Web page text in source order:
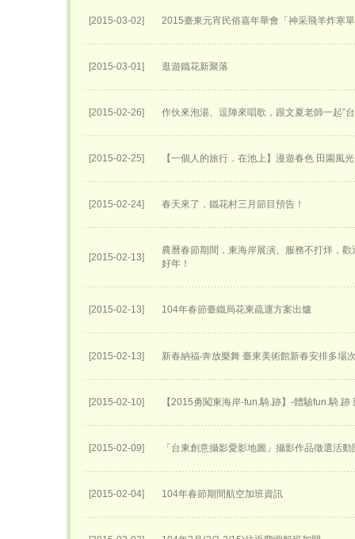
[2015-03-02] 2015臺東元宵民俗嘉年華會「神采飛羊炸寒
[2015-03-01] 逛遊鐵花新聚落
[2015-02-26] 作伙來泡湯、逗陣來唱歌，跟文夏老師一起”
[2015-02-25] 【一個人的旅行．在池上】漫遊春色 田園風光
[2015-02-24] 春天來了，鐵花村三月節目預告！
[2015-02-13]
農曆春節期間，東海岸展演、服務不打烊，
好年！
[2015-02-13] 104年春節臺鐵局花東疏運方案出爐
[2015-02-13] 新春納福‧奔放樂舞 臺東美術館新春安排多場
[2015-02-10] 【2015勇闖東海岸-fun.騎.跡】-體驗fun.騎.跡
[2015-02-09] 「台東創意攝影愛影地圖」攝影作品徵選活動
[2015-02-04] 104年春節期間航空加班資訊